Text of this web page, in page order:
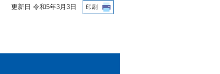
更新日 令和5年3月3日 印刷